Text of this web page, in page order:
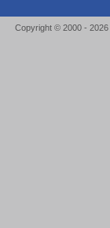
Copyright © 2000 -